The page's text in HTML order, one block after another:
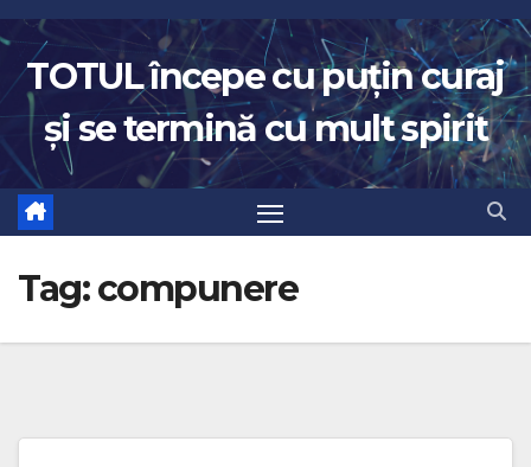
Skip
to
content
TOTUL începe cu puțin curaj
și se termină cu mult spirit
Tag:compunere